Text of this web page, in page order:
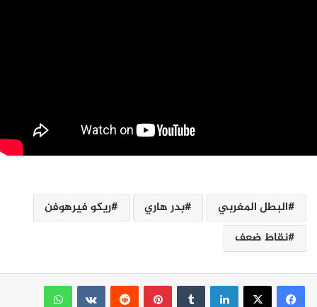
البطل المغربي بدر هاري
ريكو فيرهوفن
نقاط ضعف
لينكدإن بينتيريست
واتساب